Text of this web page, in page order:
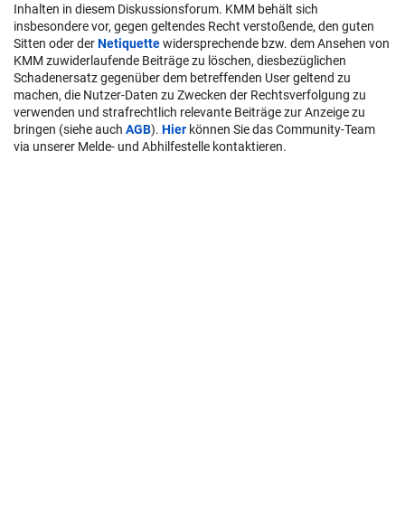
Inhalten in diesem Diskussionsforum. KMM behält sich
insbesondere vor, gegen geltendes Recht verstoßende, den guten
Sitten oder derNetiquettewidersprechende bzw. dem Ansehen von
KMM zuwiderlaufende Beiträge zu löschen, diesbezüglichen
Schadenersatz gegenüber dem betreffenden User geltend zu
machen, die Nutzer-Daten zu Zwecken der Rechtsverfolgung zu
verwenden und strafrechtlich relevante Beiträge zur Anzeige zu
bringen (siehe auch AGB). Hier können Sie das Community-Team
via unserer Melde- und Abhilfestelle kontaktieren.